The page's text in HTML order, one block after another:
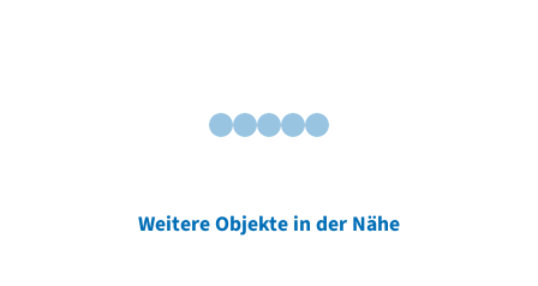
Weitere Objekte in der Nähe